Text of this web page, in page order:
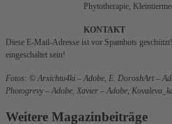
Phytotherapie,
KONTAKT
Diese E-Mail-Adresse ist vor Spambots
eingeschaltet sein!
Fotos: © Arxichtu4ki – Adobe, E. DoroshArt –
Photogrevy – Adobe, Xavier – Adobe,
Weitere Magazinbeiträge